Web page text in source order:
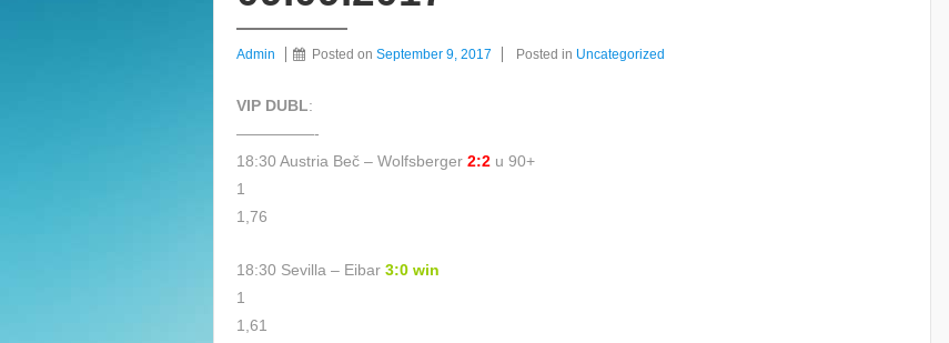
Admin Posted on September 9, 2017 Posted in Uncategorized
VIP DUBL:
—————-
18:30 Austria Beč – Wolfsberger 2:2 u 90+
1
1,76
18:30 Sevilla – Eibar 3:0 win
1
1,61